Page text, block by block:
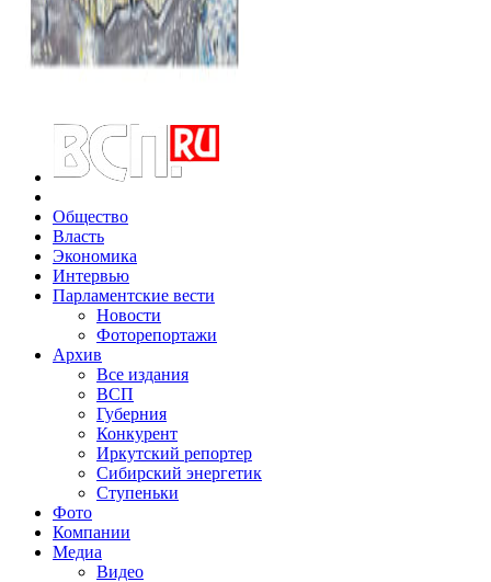
Общество
Власть
Экономика
Интервью
Парламентские вести
Новости
Фоторепортажи
Архив
Все издания
ВСП
Губерния
Конкурент
Иркутский репортер
Сибирский энергетик
Ступеньки
Фото
Компании
Медиа
Видео